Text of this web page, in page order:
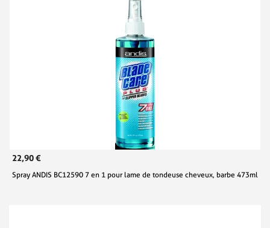
22,90 €
Spray ANDIS BC12590 7 en 1 pour lame de tondeuse cheveux, barbe 473ml